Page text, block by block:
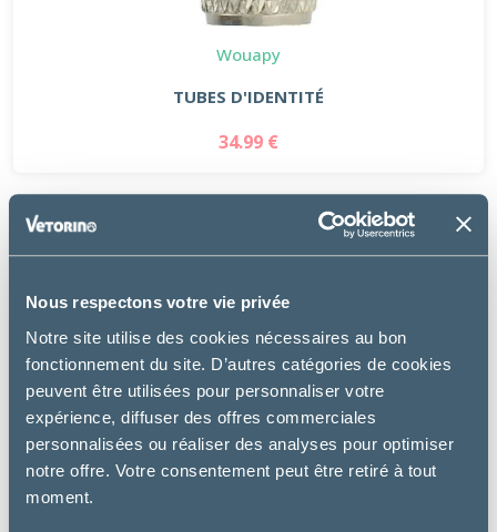
Nous respectons votre vie privée
Notre site utilise des cookies nécessaires au bon
fonctionnement du site. D’autres catégories de cookies
peuvent être utilisées pour personnaliser votre
expérience, diffuser des offres commerciales
personnalisées ou réaliser des analyses pour optimiser
notre offre. Votre consentement peut être retiré à tout
moment.
Wouapy
TUBES D'IDENTITÉ
34.99 €